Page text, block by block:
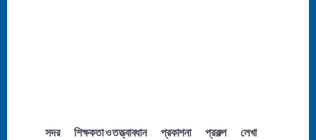
সদর শিক্ষকতা ও তত্ত্বাবধান প্রকাশনা প্রকল্প লেখা